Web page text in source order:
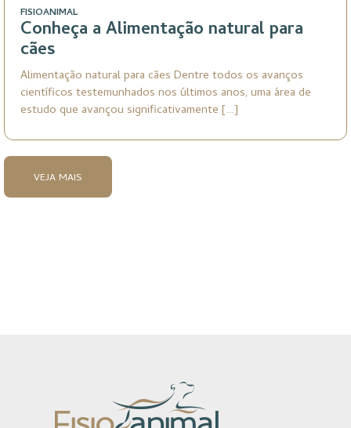
FISIOANIMAL
Conheça a Alimentação natural para
cães
Alimentação natural para cães Dentre todos os avanços
científicos testemunhados nos últimos anos, uma área de
estudo que avançou significativamente […]
VEJA MAIS